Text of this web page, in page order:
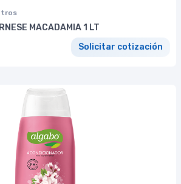
MACADAMIA 1 LT
Solicitar cotización